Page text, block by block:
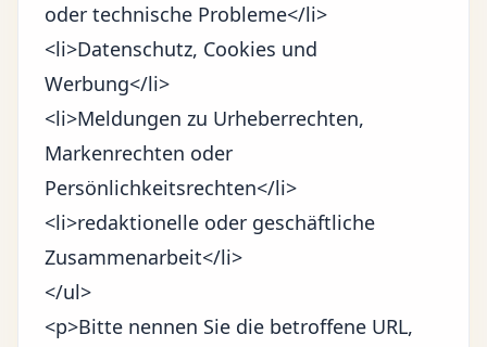
oder technische Probleme</li>
<li>Datenschutz, Cookies und
Werbung</li>
<li>Meldungen zu Urheberrechten,
Markenrechten oder
Persönlichkeitsrechten</li>
<li>redaktionelle oder geschäftliche
Zusammenarbeit</li>
</ul>
<p>Bitte nennen Sie die betroffene URL,